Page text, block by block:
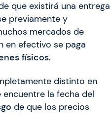
que existirá una entrega
previamente y
mercados de
en efectivo se paga
físicos.
distinto en
la fecha del
de que los precios